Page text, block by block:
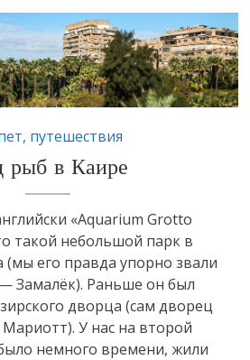
, путешествия
рыб в Каире
«Aquarium Grotto
такой небольшой парк в
(мы его правда упорно звали
Замалёк). Раньше он был
дворца (сам дворец
У нас на второй
немного времени, жили